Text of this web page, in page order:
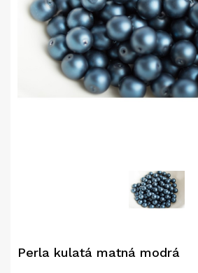
Perla kulatá matná modrá